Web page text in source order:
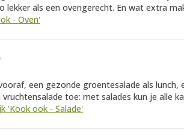
lekker als een ovengerecht. En wat extra
- Oven'
een gezonde groentesalade als lunch,
toe: met salades kun je alle
'Kook ook - Salade'